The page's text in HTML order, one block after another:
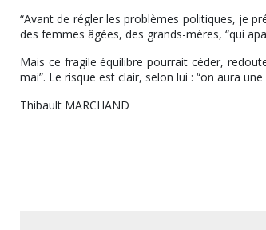
“Avant de régler les problèmes politiques, je
des femmes âgées, des grands-mères, “qui
Mais ce fragile équilibre pourrait céder,
mai”. Le risque est clair, selon lui : “on aura
Thibault MARCHAND